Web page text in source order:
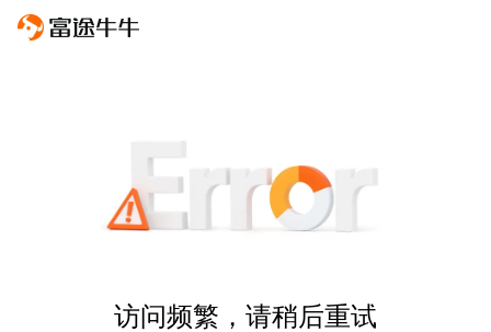
访问频繁，请稍后重试